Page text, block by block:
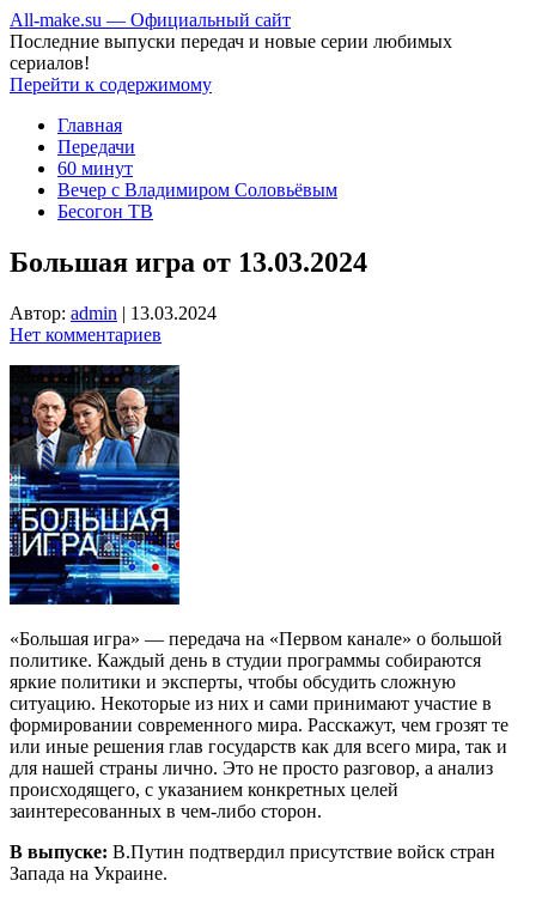
All-make.su — Официальный сайт
Последние выпуски передач и новые серии любимых
сериалов!
Перейти к содержимому
Главная
Передачи
60 минут
Вечер с Владимиром Соловьёвым
Бесогон ТВ
Большая игра от 13.03.2024
Автор: admin | 13.03.2024
Нет комментариев
«Большая игра» — передача на «Первом канале» о большой
политике. Каждый день в студии программы собираются
яркие политики и эксперты, чтобы обсудить сложную
ситуацию. Некоторые из них и сами принимают участие в
формировании современного мира. Расскажут, чем грозят те
или иные решения глав государств как для всего мира, так и
для нашей страны лично. Это не просто разговор, а анализ
происходящего, с указанием конкретных целей
заинтересованных в чем-либо сторон.
В выпуске: В.Путин подтвердил присутствие войск стран
Запада на Украине.